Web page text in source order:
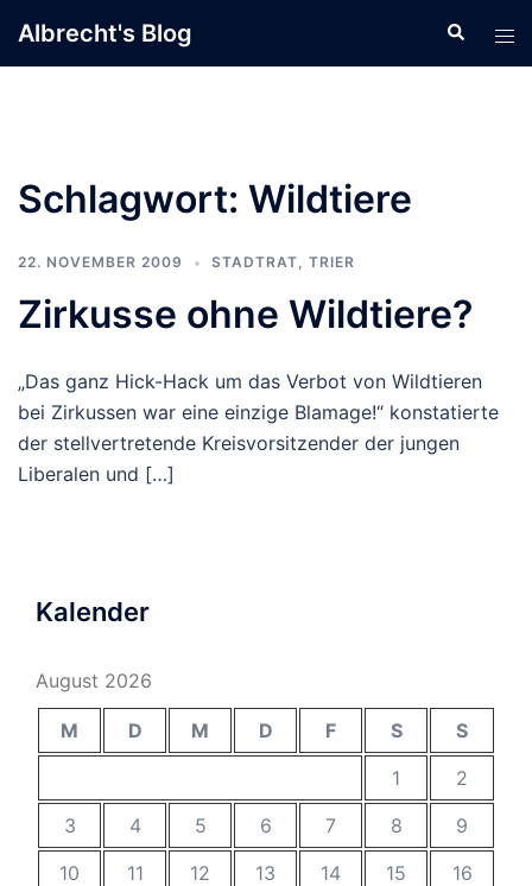
Inhalt
Albrecht's Blog Suche
Schlagwort: Wildtiere
22. NOVEMBER 2009 STADTRAT, TRIER
Zirkusse ohne Wildtiere?
„Das ganz Hick-Hack um das Verbot von Wildtieren
bei Zirkussen war eine einzige Blamage!“ konstatierte
der stellvertretende Kreisvorsitzender der jungen
Liberalen und […]
Kalender
August 2026
M D M D F S
S
1
2
3
4 5 6 7 8
9
10
11 12 13 14 15
16